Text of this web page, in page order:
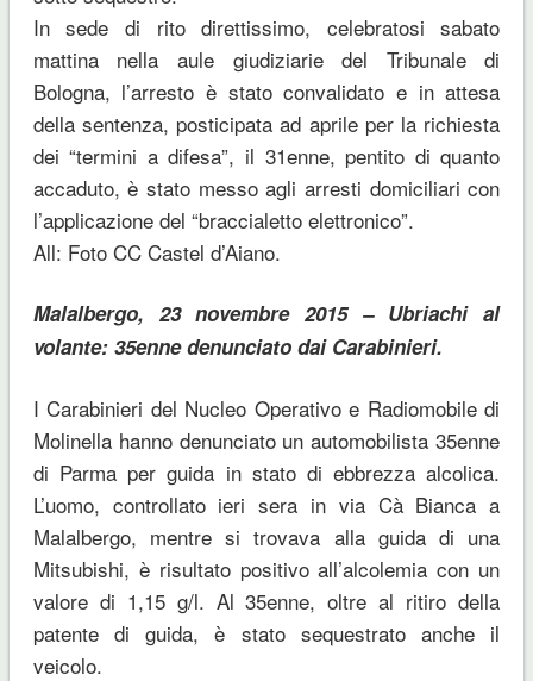
In sede di rito direttissimo, celebratosi sabato
mattina nella aule giudiziarie del Tribunale di
Bologna, l’arresto è stato convalidato e in attesa
della sentenza, posticipata ad aprile per la richiesta
dei “termini a difesa”, il 31enne, pentito di quanto
accaduto, è stato messo agli arresti domiciliari con
l’applicazione del “braccialetto elettronico”.
All: Foto CC Castel d’Aiano.
Malalbergo, 23 novembre 2015 – Ubriachi al
volante: 35enne denunciato dai Carabinieri.
I Carabinieri del Nucleo Operativo e Radiomobile di
Molinella hanno denunciato un automobilista 35enne
di Parma per guida in stato di ebbrezza alcolica.
L’uomo, controllato ieri sera in via Cà Bianca a
Malalbergo, mentre si trovava alla guida di una
Mitsubishi, è risultato positivo all’alcolemia con un
valore di 1,15 g/l. Al 35enne, oltre al ritiro della
patente di guida, è stato sequestrato anche il
veicolo.